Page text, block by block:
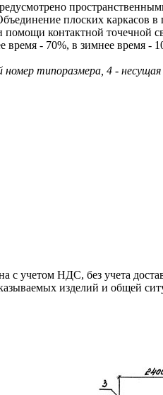
плоских каркасов в
помощи контактной точечной
время - 70%, в зимнее время -
номер типоразмера, 4 -
с учетом НДС, без учета
изделий и общей